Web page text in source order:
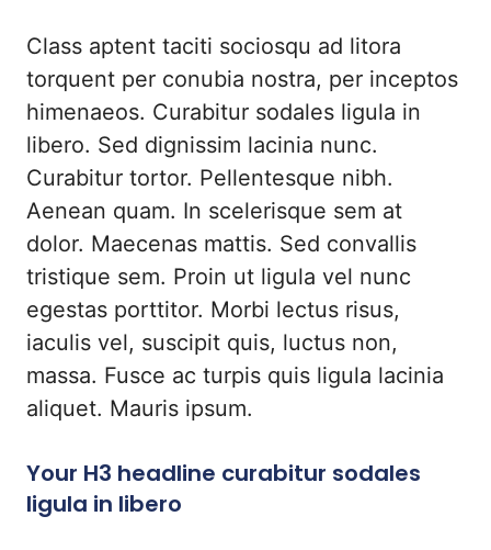
Class aptent taciti sociosqu ad litora
torquent per conubia nostra, per inceptos
himenaeos. Curabitur sodales ligula in
libero. Sed dignissim lacinia nunc.
Curabitur tortor. Pellentesque nibh.
Aenean quam. In scelerisque sem at
dolor. Maecenas mattis. Sed convallis
tristique sem. Proin ut ligula vel nunc
egestas porttitor. Morbi lectus risus,
iaculis vel, suscipit quis, luctus non,
massa. Fusce ac turpis quis ligula lacinia
aliquet. Mauris ipsum.
Your H3 headline curabitur sodales
ligula in libero